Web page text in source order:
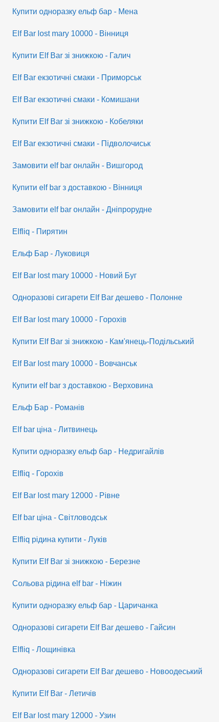
Купити одноразку ельф бар - Мена
Elf Bar lost mary 10000 - Вінниця
Купити Elf Bar зі знижкою - Галич
Elf Bar екзотичні смаки - Приморськ
Elf Bar екзотичні смаки - Комишани
Купити Elf Bar зі знижкою - Кобеляки
Elf Bar екзотичні смаки - Підволочиськ
Замовити elf bar онлайн - Вишгород
Купити elf bar з доставкою - Вінниця
Замовити elf bar онлайн - Дніпрорудне
Elfliq - Пирятин
Ельф Бар - Луковиця
Elf Bar lost mary 10000 - Новий Буг
Одноразові сигарети Elf Bar дешево - Полонне
Elf Bar lost mary 10000 - Горохів
Купити Elf Bar зі знижкою - Кам'янець-Подільський
Elf Bar lost mary 10000 - Вовчанськ
Купити elf bar з доставкою - Верховина
Ельф Бар - Романів
Elf bar ціна - Литвинець
Купити одноразку ельф бар - Недригайлів
Elfliq - Горохів
Elf Bar lost mary 12000 - Рівне
Elf bar ціна - Світловодськ
Elfliq рідина купити - Луків
Купити Elf Bar зі знижкою - Березне
Сольова рідина elf bar - Ніжин
Купити одноразку ельф бар - Царичанка
Одноразові сигарети Elf Bar дешево - Гайсин
Elfliq - Лощинівка
Одноразові сигарети Elf Bar дешево - Новоодеський
Купити Elf Bar - Летичів
Elf Bar lost mary 12000 - Узин